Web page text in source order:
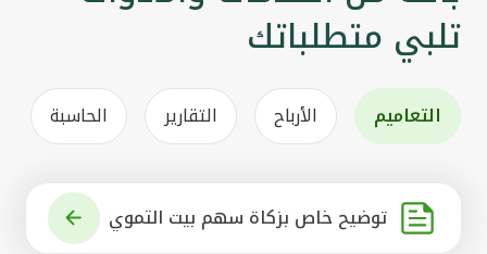
تلبي متطلباتك
التعاميم الأرباح التقارير الحاسبة
توضيح خاص بزكاة سهم بيت التموي